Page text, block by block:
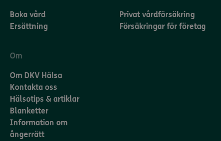
Boka vård
Ersättning
Privat vårdförsäkring
Försäkringar för företag
Om
Om DKV Hälsa
Kontakta oss
Hälsotips & artiklar
Blanketter
Information om
ångerrätt